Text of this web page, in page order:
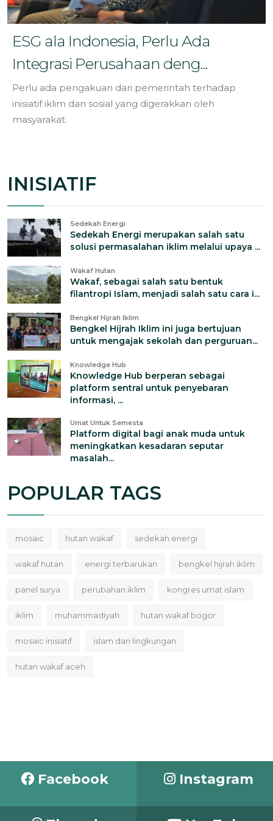
ESG ala Indonesia, Perlu Ada
Integrasi Perusahaan deng...
Perlu ada pengakuan dari pemerintah terhadap
inisiatif iklim dan sosial yang digerakkan oleh
masyarakat.
INISIATIF
Sedekah Energi
Sedekah Energi merupakan salah satu
solusi permasalahan iklim melalui upaya ...
Wakaf Hutan
Wakaf, sebagai salah satu bentuk
filantropi Islam, menjadi salah satu cara i...
Bengkel Hijrah Iklim
Bengkel Hijrah Iklim ini juga bertujuan
untuk mengajak sekolah dan perguruan...
Knowledge Hub
Knowledge Hub berperan sebagai
platform sentral untuk penyebaran
informasi, ...
Umat Untuk Semesta
Platform digital bagi anak muda untuk
meningkatkan kesadaran seputar
masalah...
POPULAR TAGS
mosaic hutan wakaf sedekah energi
wakaf hutan energi terbarukan bengkel hijrah iklim
panel surya perubahan iklim kongres umat islam
iklim muhammadiyah hutan wakaf bogor
mosaic inisiatif islam dan lingkungan
hutan wakaf aceh
Facebook Instagram